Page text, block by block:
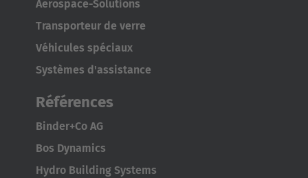
Aerospace-Solutions
Transporteur de verre
Véhicules spéciaux
Systèmes d'assistance
Références
Binder+Co AG
Bos Dynamics
Hydro Building Systems